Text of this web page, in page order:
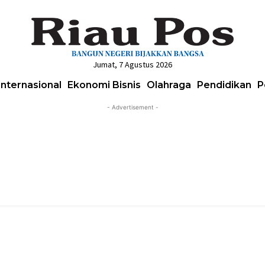
Jumat, 7 Agustus 2026
Ekonomi Bisnis Olahraga Pendidikan
- Advertisement -